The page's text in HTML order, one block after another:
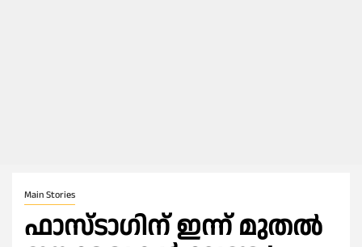
Main Stories
ഫാസ്ടാഗിന് ഇന്ന് മുതല്‍